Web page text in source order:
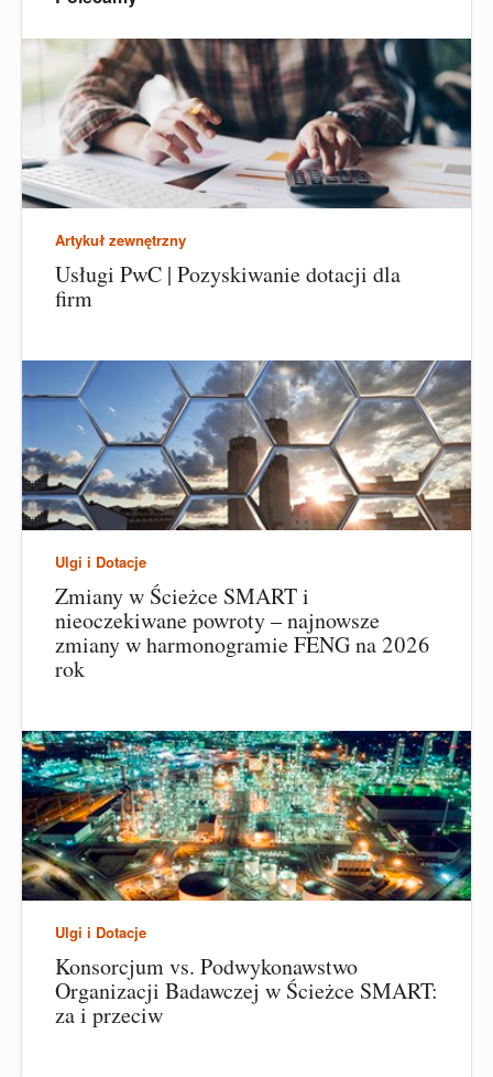
Artykuł zewnętrzny
Usługi PwC | Pozyskiwanie dotacji dla
firm
Ulgi i Dotacje
Zmiany w Ścieżce SMART i
nieoczekiwane powroty – najnowsze
zmiany w harmonogramie FENG na 2026
rok
Ulgi i Dotacje
Konsorcjum vs. Podwykonawstwo
Organizacji Badawczej w Ścieżce SMART:
za i przeciw